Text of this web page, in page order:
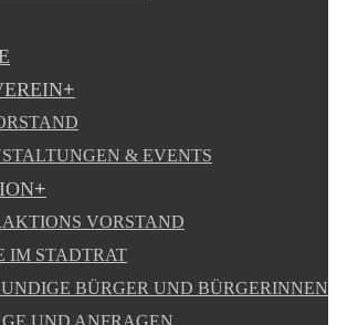
& EVENTS
VORSTAND
IM STADTRAT
BÜRGER UND BÜRGERINNEN
UND ANFRAGEN